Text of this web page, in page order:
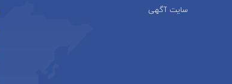
سایت آگهی